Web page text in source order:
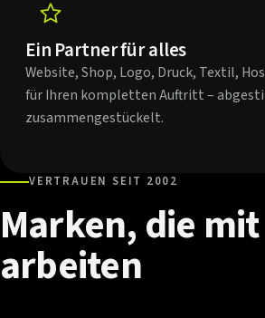
Ein Partner für alles
Website, Shop, Logo, Druck, Textil,
für Ihren kompletten Auftritt –
zusammengestückelt.
VERTRAUEN SEIT 2002
Marken,die mit
arbeiten